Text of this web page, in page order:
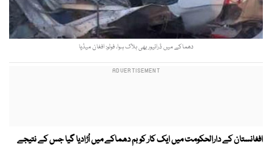
دھماکے میں ڈرائیور بھی ہلاک ہوا، فوٹو: افغان میڈیا
افغانستان کے دارالحکومت میں ایک کار کو بم دھماکے ميں اُڑادیا گیا جس کے نتیجے